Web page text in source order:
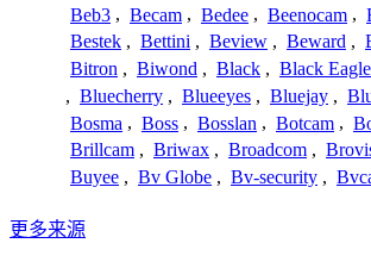
Beb3 , Becam , Bedee , Beenocam ,
Bestek , Bettini , Beview , Beward ,
Bitron , Biwond , Black , Black Eagle
, Bluecherry , Blueeyes , Bluejay ,
Bosma , Boss , Bosslan , Botcam ,
Brillcam , Briwax , Broadcom ,
Buyee , Bv Globe , Bv-security ,
更多来源